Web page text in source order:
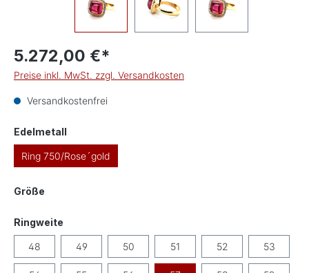
5.272,00 €*
Preise inkl. MwSt. zzgl. Versandkosten
Versandkostenfrei
Edelmetall
Ring 750/Rose´gold
Größe
Ringweite
48 49 50 51 52 53